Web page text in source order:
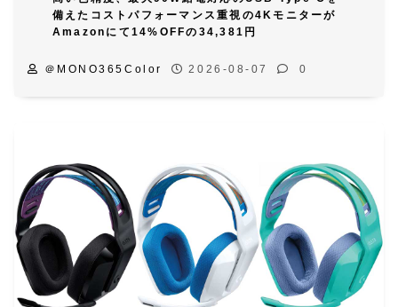
備えたコストパフォーマンス重視の4Kモニターが
Amazonにて14%OFFの34,381円
＠MONO365Color 2026-08-07 0